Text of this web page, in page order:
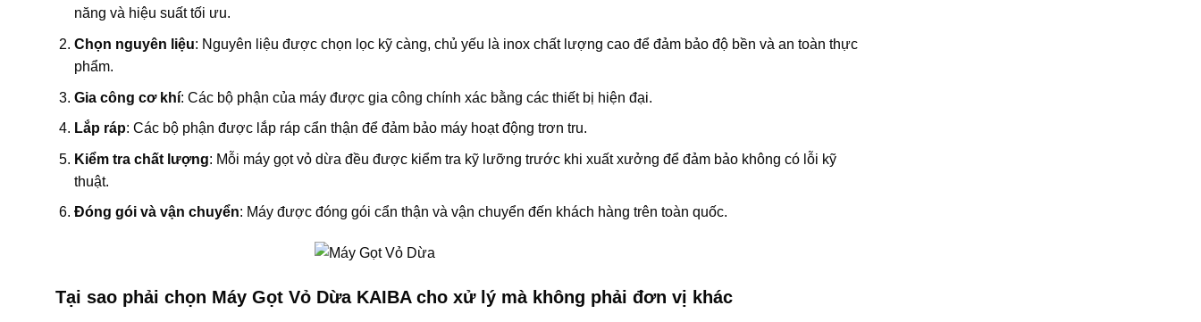
năng và hiệu suất tối ưu.
Chọn nguyên liệu: Nguyên liệu được chọn lọc kỹ càng, chủ yếu là inox chất lượng cao để đảm bảo độ bền và an toàn thực
phẩm.
Gia công cơ khí: Các bộ phận của máy được gia công chính xác bằng các thiết bị hiện đại.
Lắp ráp: Các bộ phận được lắp ráp cẩn thận để đảm bảo máy hoạt động trơn tru.
Kiểm tra chất lượng: Mỗi máy gọt vỏ dừa đều được kiểm tra kỹ lưỡng trước khi xuất xưởng để đảm bảo không có lỗi kỹ
thuật.
Đóng gói và vận chuyển: Máy được đóng gói cẩn thận và vận chuyển đến khách hàng trên toàn quốc.
Tại sao phải chọn Máy Gọt Vỏ Dừa KAIBA cho xử lý mà không phải đơn vị khác